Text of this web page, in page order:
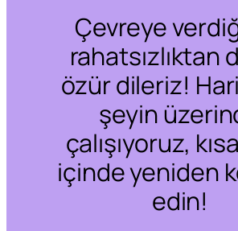
Çevreye
rahatsızlıktan
özür dileriz!
şeyin
çalışıyoruz,
içinde yeniden
edin!